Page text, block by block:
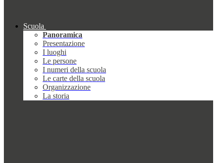
Scuola
Panoramica
Presentazione
I luoghi
Le persone
I numeri della scuola
Le carte della scuola
Organizzazione
La storia